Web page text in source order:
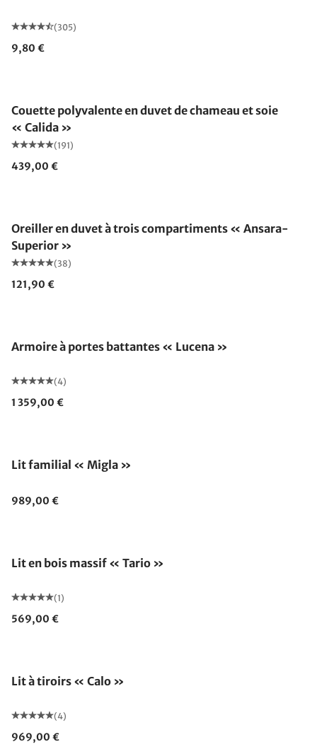
(305)
9,80 €
Couette polyvalente en duvet de chameau et soie
« Calida »
(191)
439,00 €
Oreiller en duvet à trois compartiments « Ansara-
Superior »
(38)
121,90 €
Armoire à portes battantes « Lucena »
(4)
1 359,00 €
Lit familial « Migla »
989,00 €
Lit en bois massif « Tario »
(1)
569,00 €
Lit à tiroirs « Calo »
(4)
969,00 €